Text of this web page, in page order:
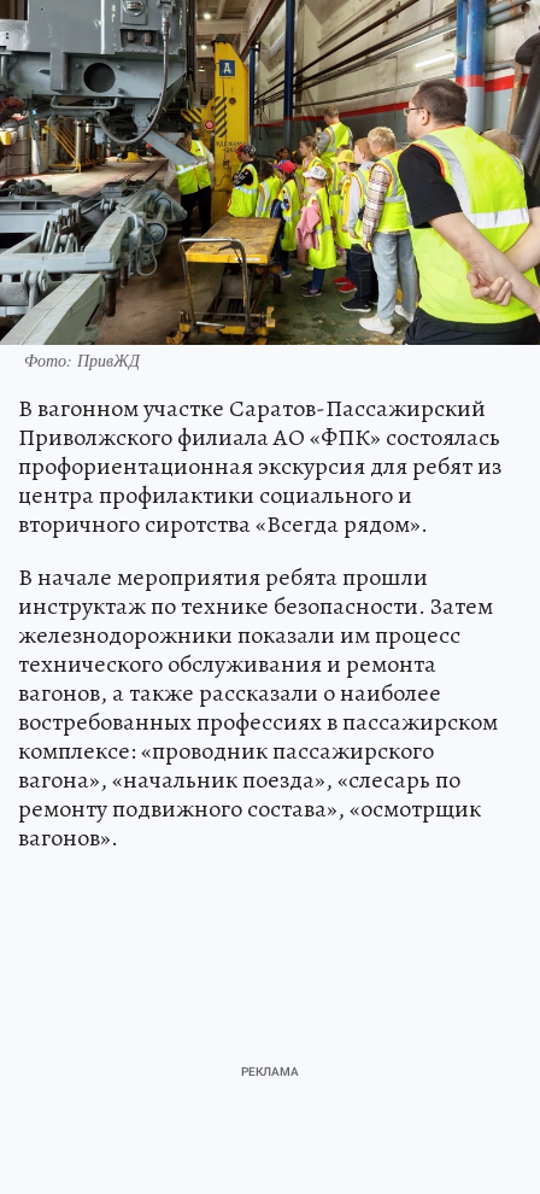
Фото: ПривЖД
В вагонном участке Саратов-Пассажирский
Приволжского филиала АО «ФПК» состоялась
профориентационная экскурсия для ребят из
центра профилактики социального и
вторичного сиротства «Всегда рядом».
В начале мероприятия ребята прошли
инструктаж по технике безопасности. Затем
железнодорожники показали им процесс
технического обслуживания и ремонта
вагонов, а также рассказали о наиболее
востребованных профессиях в пассажирском
комплексе: «проводник пассажирского
вагона», «начальник поезда», «слесарь по
ремонту подвижного состава», «осмотрщик
вагонов».